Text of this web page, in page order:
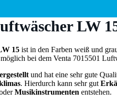
LW
15 ist in den Farben weiß und
bei dem Venta 7015501
und hat eine sehr gute
. Hierdurch kann sehr gut
Musikinstrumenten entstehen.